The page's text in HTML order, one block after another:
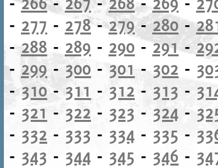
- 277 - 278-279-280-
-288 - 289 - 290 -291-
- 299 -300 - 301 - 302 -
- 310-311 - 312 - 313 -
- 321 - 322 - 323 - 324 -
- 332 - 333 - 334 - 335 -
- 343 - 344 - 345 - 346 -